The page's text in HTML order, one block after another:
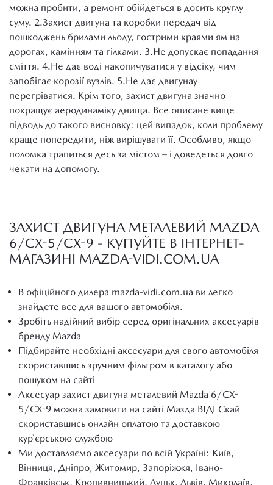
можна пробити, а ремонт обійдеться в досить круглу
суму. 2.Захист двигуна та коробки передач від
пошкоджень брилами льоду, гострими краями ям на
дорогах, камінням та гілками. 3.Не допускає попадання
сміття. 4.Не дає воді накопичуватися у відсіку, чим
запобігає корозії вузлів. 5.Не дає двигунау
перегріватися. Крім того, захист двигуна значно
покращує аеродинаміку днища. Все описане вище
підводь до такого висновку: цей випадок, коли проблему
краще попередити, ніж вирішувати її. Особливо, якщо
поломка трапиться десь за містом – і доведеться довго
чекати на допомогу.
ЗАХИСТ ДВИГУНА МЕТАЛЕВИЙ MAZDA
6/CX-5/CX-9 - КУПУЙТЕ В ІНТЕРНЕТ-
МАГАЗИНІ MAZDA-VIDI.COM.UA
В офіційного дилера mazda-vidi.com.ua ви легко
знайдете все для вашого автомобіля.
Зробіть надійний вибір серед оригінальних аксесуарів
бренду Mazda
Підбирайте необхідні аксесуари для свого автомобіля
скориставшись зручним фільтром в каталогу або
пошуком на сайті
Аксесуар захист двигуна металевий Mazda 6/CX-
5/CX-9 можна замовити на сайті Мазда ВІДІ Скай
скориставшись онлайн оплатою та доставкою
кур`єрською службою
Ми доставляємо аксесуари по всій Україні: Київ,
Вінниця, Дніпро, Житомир, Запоріжжя, Івано-
Франківськ, Кропивницький, Луцьк, Львів, Миколаїв,